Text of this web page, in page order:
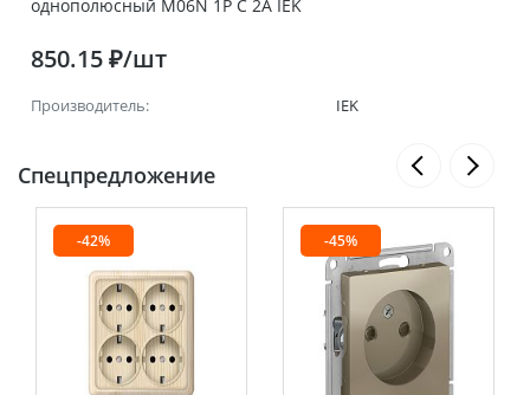
однополюсный M06N 1P C 2А IEK
850.15 ₽/шт
Производитель: IEK
Спецпредложение
-42% -45%